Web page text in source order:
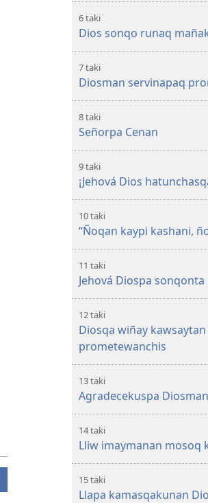
6 taki
Dios sonqo runaq
7 taki
Diosman servinapaq
8 taki
Señorpa Cenan
9 taki
¡Jehová Dios
10 taki
“Ñoqan kaypi kashani,
11 taki
Jehová Diospa
12 taki
Diosqa wiñay kawsaytan
prometewanchis
13 taki
Agradecekuspa
14 taki
Lliw imaymanan mosoq
15 taki
Llapa kamasqakunan